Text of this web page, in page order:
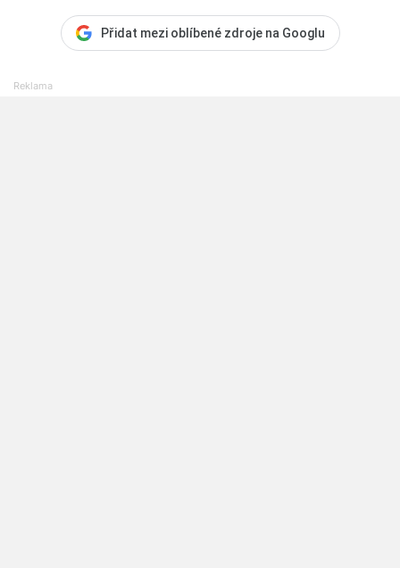
Přidat mezi oblíbené zdroje na Googlu